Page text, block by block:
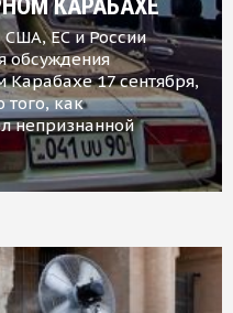
КАРАБАХЕ
ЕС и России
обсуждения
Карабахе 17 сентября,
того, как
непризнанной